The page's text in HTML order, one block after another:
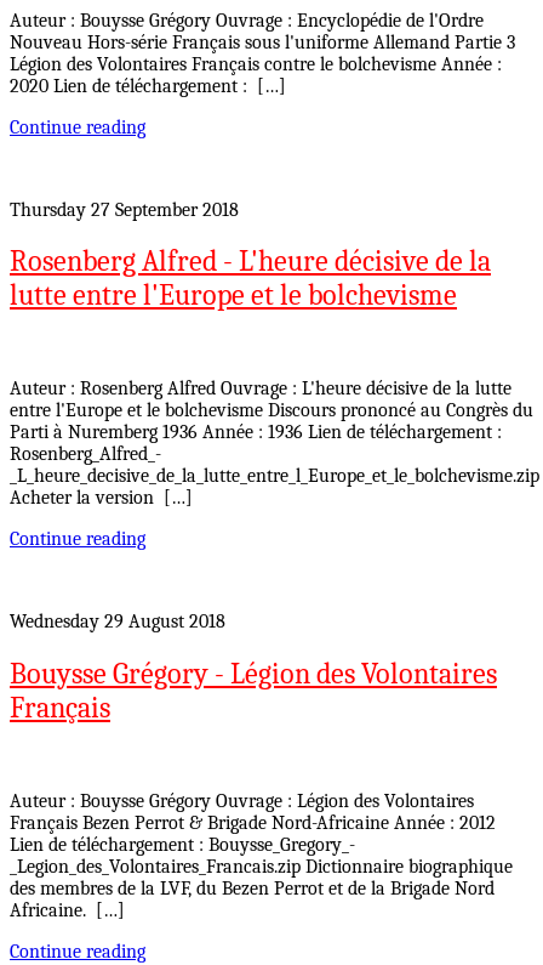
Auteur : Bouysse Grégory Ouvrage : Encyclopédie de l'Ordre
Nouveau Hors-série Français sous l'uniforme Allemand Partie 3
Légion des Volontaires Français contre le bolchevisme Année :
2020 Lien de téléchargement : […]
Continue reading
Thursday 27 September 2018
Rosenberg Alfred - L'heure décisive de la
lutte entre l'Europe et le bolchevisme
Auteur : Rosenberg Alfred Ouvrage : L'heure décisive de la lutte
entre l'Europe et le bolchevisme Discours prononcé au Congrès du
Parti à Nuremberg 1936 Année : 1936 Lien de téléchargement :
Rosenberg_Alfred_-
_L_heure_decisive_de_la_lutte_entre_l_Europe_et_le_bolchevisme.zip
Acheter la version […]
Continue reading
Wednesday 29 August 2018
Bouysse Grégory - Légion des Volontaires
Français
Auteur : Bouysse Grégory Ouvrage : Légion des Volontaires
Français Bezen Perrot & Brigade Nord-Africaine Année : 2012
Lien de téléchargement : Bouysse_Gregory_-
_Legion_des_Volontaires_Francais.zip Dictionnaire biographique
des membres de la LVF, du Bezen Perrot et de la Brigade Nord
Africaine. […]
Continue reading